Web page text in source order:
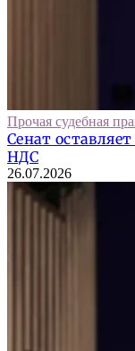
Прочая судебная
Сенат
НДС
26.07.2026